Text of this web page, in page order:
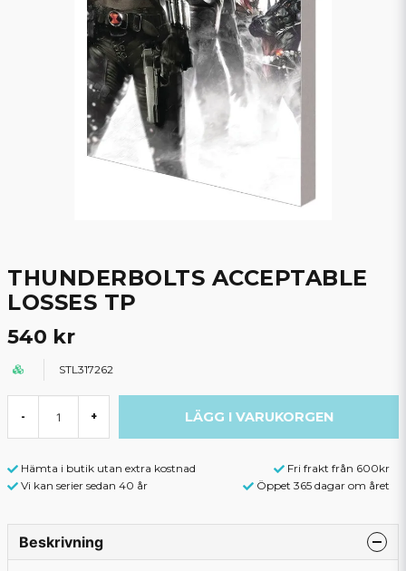
THUNDERBOLTS ACCEPTABLE
LOSSES TP
540 kr
STL317262
- + LÄGG I VARUKORGEN
Hämta i butik utan extra kostnad
Fri frakt från 600kr
Vi kan serier sedan 40 år
Öppet 365 dagar om året
Beskrivning